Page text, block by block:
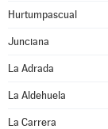
Hurtumpascual
Junciana
La Adrada
La Aldehuela
La Carrera